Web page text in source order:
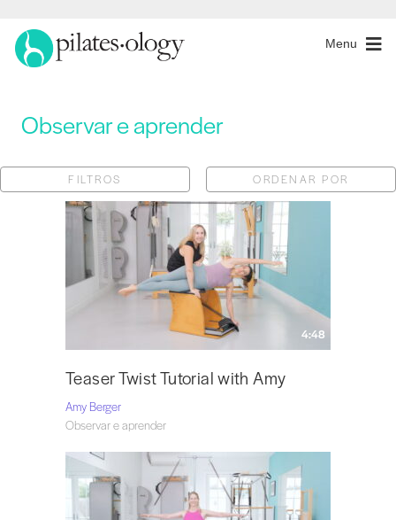
Menu
Observar e aprender
FILTROS ORDENAR POR
4:48
Teaser Twist Tutorial with Amy
Amy Berger
Observar e aprender